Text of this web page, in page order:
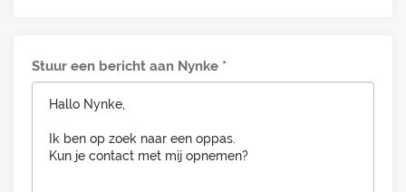
Stuur een bericht aan Nynke